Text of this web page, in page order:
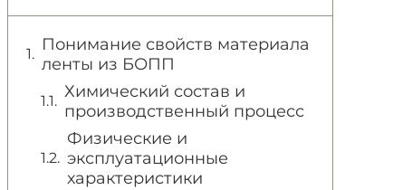
Понимание свойств материала
ленты из БОПП
Химический состав и
производственный процесс
Физические и
эксплуатационные
характеристики